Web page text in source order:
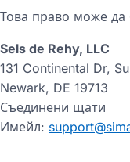
Това право може
Sels de Rehy, LLC
131 Continental Dr,
Newark, DE 19713
Съединени щати
Имейл: